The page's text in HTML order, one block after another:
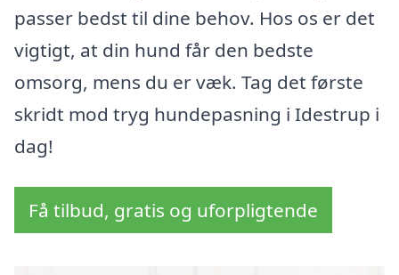
passer bedst til dine behov. Hos os er det
vigtigt, at din hund får den bedste
omsorg, mens du er væk. Tag det første
skridt mod tryg hundepasning i Idestrup i
dag!
Få tilbud, gratis og uforpligtende